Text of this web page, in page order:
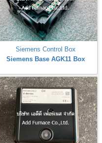
Siemens Control Box
Siemens Base AGK11 Box